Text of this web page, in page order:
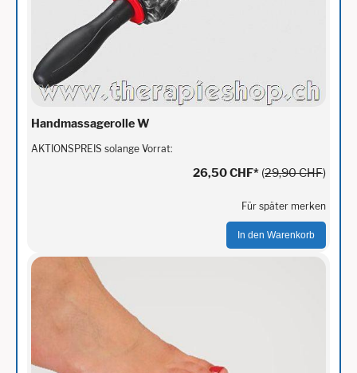
Handmassagerolle W
AKTIONSPREIS solange Vorrat:
26,50 CHF* (29,90 CHF)
Für später merken
In den Warenkorb